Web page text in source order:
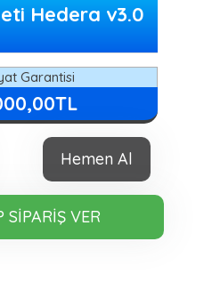
Hedera v3.0
Garantisi
Hemen Al
SİPARİŞ VER